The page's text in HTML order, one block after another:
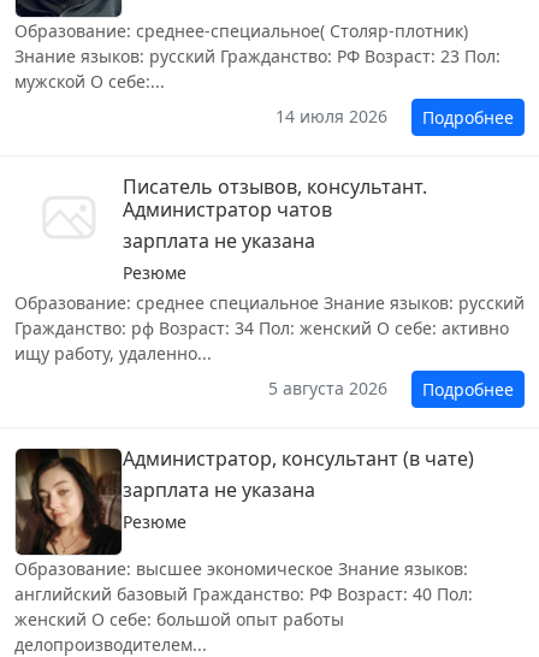
Образование: среднее-специальное( Столяр-плотник)
Знание языков: русский Гражданство: РФ Возраст: 23 Пол:
мужской О себе:...
14 июля 2026
Подробнее
Писатель отзывов, консультант.
Администратор чатов
зарплата не указана
Резюме
Образование: среднее специальное Знание языков: русский
Гражданство: рф Возраст: 34 Пол: женский О себе: активно
ищу работу, удаленно...
5 августа 2026
Подробнее
Администратор, консультант (в чате)
зарплата не указана
Резюме
Образование: высшее экономическое Знание языков:
английский базовый Гражданство: РФ Возраст: 40 Пол:
женский О себе: большой опыт работы
делопроизводителем...